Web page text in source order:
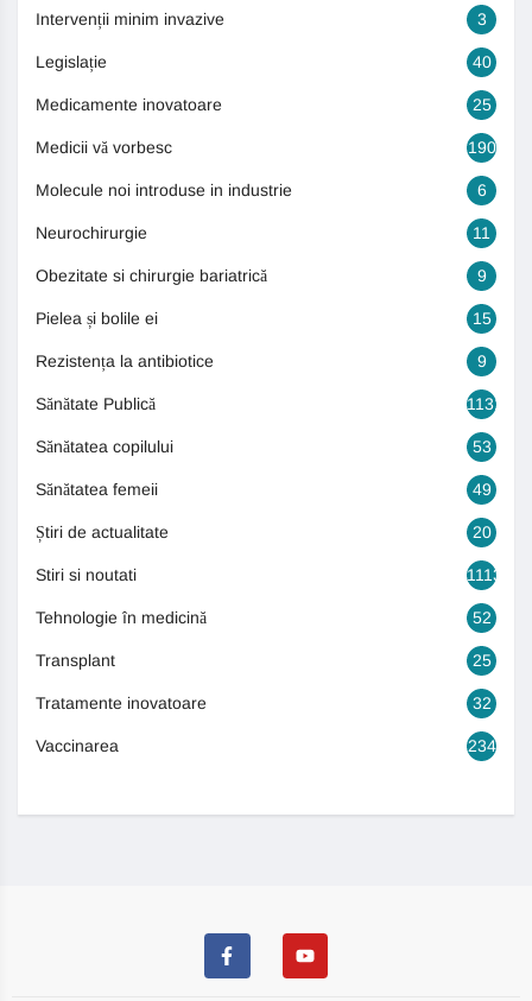
Intervenții minim invazive 3
Legislație 40
Medicamente inovatoare 25
Medicii vă vorbesc 190
Molecule noi introduse in industrie 6
Neurochirurgie 11
Obezitate si chirurgie bariatrică 9
Pielea și bolile ei 15
Rezistența la antibiotice 9
Sănătate Publică 1131
Sănătatea copilului 53
Sănătatea femeii 49
Știri de actualitate 20
Stiri si noutati 1113
Tehnologie în medicină 52
Transplant 25
Tratamente inovatoare 32
Vaccinarea 234